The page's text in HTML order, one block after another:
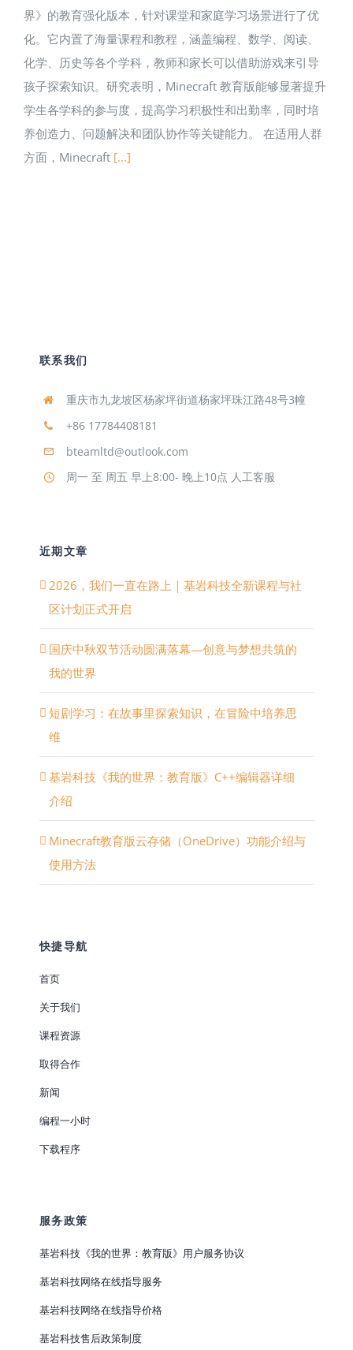
界》的教育强化版本，针对课堂和家庭学习场景进行了优
化。它内置了海量课程和教程，涵盖编程、数学、阅读、
化学、历史等各个学科，教师和家长可以借助游戏来引导
孩子探索知识。研究表明，Minecraft 教育版能够显著提升
学生各学科的参与度，提高学习积极性和出勤率，同时培
养创造力、问题解决和团队协作等关键能力。 在适用人群
方面，Minecraft [...]
联系我们
重庆市九龙坡区杨家坪街道杨家坪珠江路48号3幢
+86 17784408181
bteamltd@outlook.com
周一 至 周五 早上8:00- 晚上10点 人工客服
近期文章
2026，我们一直在路上｜基岩科技全新课程与社
区计划正式开启
国庆中秋双节活动圆满落幕—创意与梦想共筑的
我的世界
短剧学习：在故事里探索知识，在冒险中培养思
维
基岩科技《我的世界：教育版》C++编辑器详细
介绍
Minecraft教育版云存储（OneDrive）功能介绍与
使用方法
快捷导航
首页
关于我们
课程资源
取得合作
新闻
编程一小时
下载程序
服务政策
基岩科技《我的世界：教育版》用户服务协议
基岩科技网络在线指导服务
基岩科技网络在线指导价格
基岩科技售后政策制度